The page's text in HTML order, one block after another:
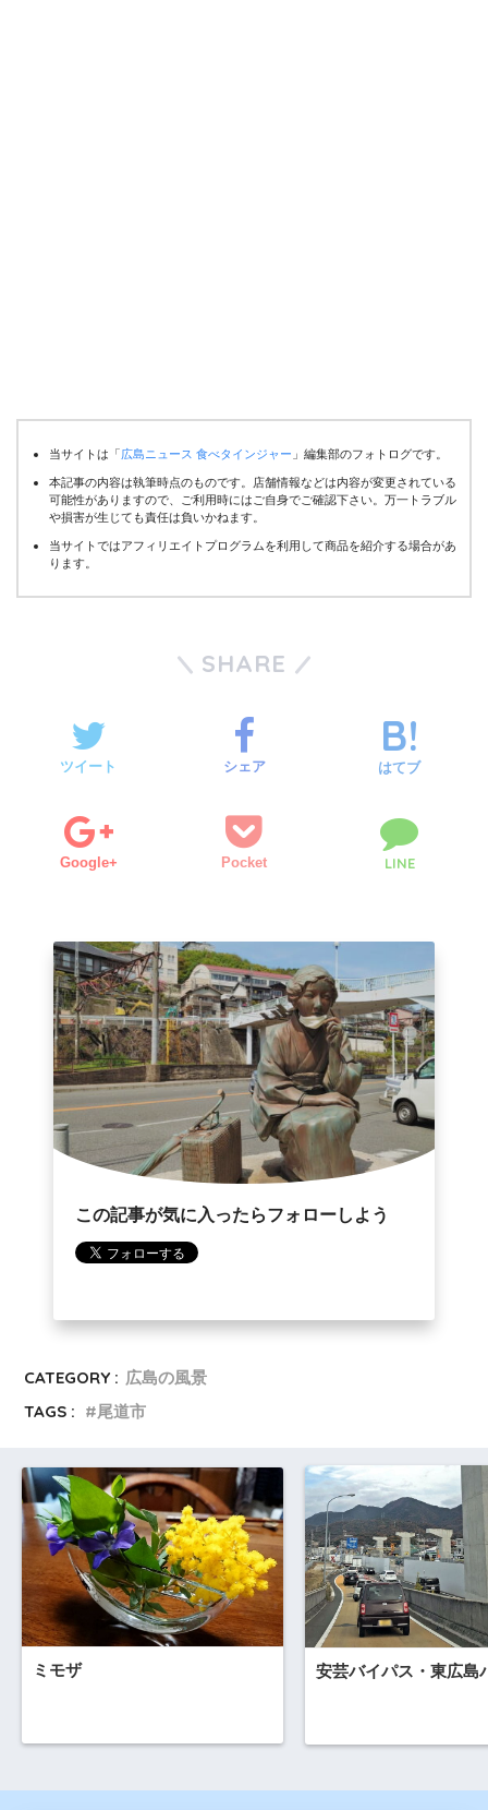
当サイトは「広島ニュース 食べタインジャー 」編集部のフォトログです。
本記事の内容は執筆時点のものです。店舗情報などは内容が変更されている
可能性がありますので、ご利用時にはご自身でご確認下さい。万一トラブル
や損害が生じても責任は負いかねます。
当サイトではアフィリエイトプログラムを利用して商品を紹介する場合があ
ります。
SHARE
ツイート シェア はてブ
Google+ Pocket LINE
この記事が気に入ったらフォローしよう
CATEGORY : 広島の風景
TAGS :
尾道市
ミモザ 安芸バイパス・東広島